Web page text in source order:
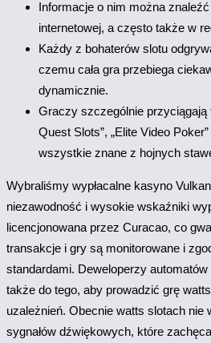
Informacje o nim można
internetowej, a często także w
Każdy z bohaterów slotu
czemu cała gra przebiega
dynamicznie.
Graczy szczególnie przyciągają
Quest Slots”, „Elite Video
wszystkie znane z hojnych
Wybraliśmy wypłacalne kasyno
niezawodność i wysokie wskaźniki
licencjonowana przez Curacao, co
transakcje i gry są monitorowane i
standardami. Deweloperzy
także do tego, aby prowadzić grę
uzależnień. Obecnie watts slotach nie
sygnałów dźwiękowych, które